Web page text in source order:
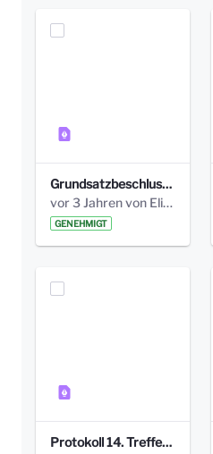
Grundsatzbeschluss Bismarckplatz_440_2021.pdf
vor 3 Jahren von Elisa Söll
GENEHMIGT
Protokoll 14. Treffen 20160613 AG Bismarckplatz.pdf